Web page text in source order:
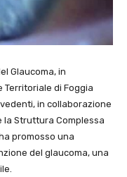
Glaucoma, in
Territoriale di Foggia
in collaborazione
la Struttura Complessa
promosso una
del glaucoma, una